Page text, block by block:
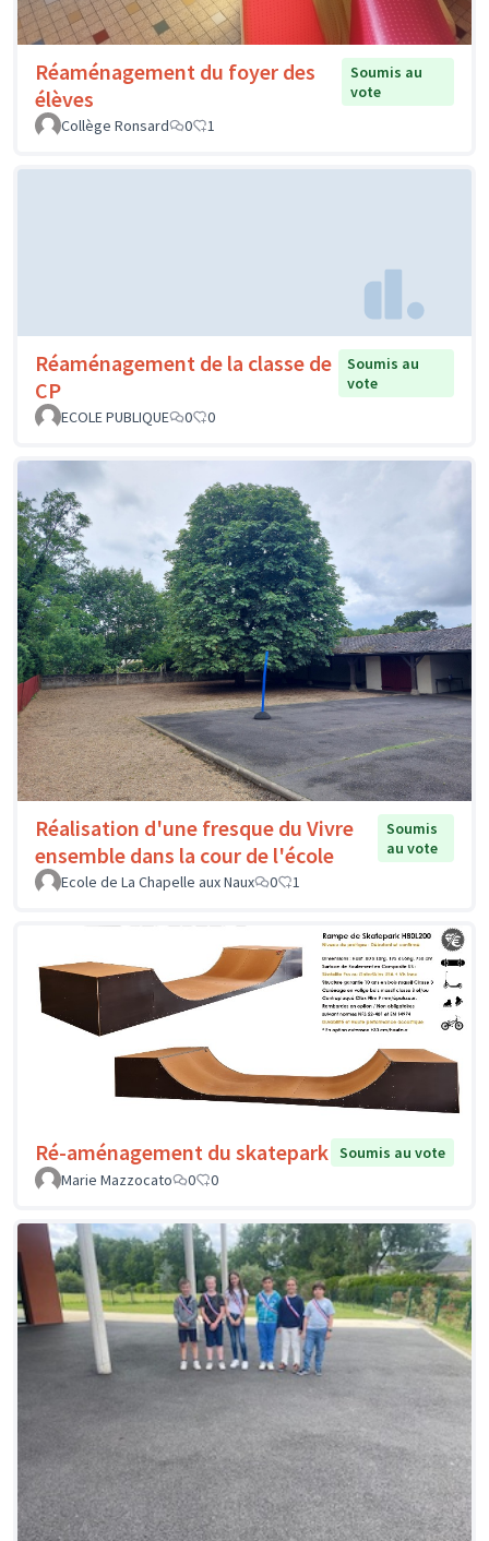
Réaménagement du foyer des
élèves
Soumis au
vote
Collège Ronsard
0 1
Réaménagement de la classe de
CP
Soumis au
vote
ECOLE PUBLIQUE
0 0
Réalisation d'une fresque du Vivre
ensemble dans la cour de l'école
Soumis
au vote
Ecole de La Chapelle aux Naux
0 1
Ré-aménagement du skatepark Soumis au vote
Marie Mazzocato
0 0